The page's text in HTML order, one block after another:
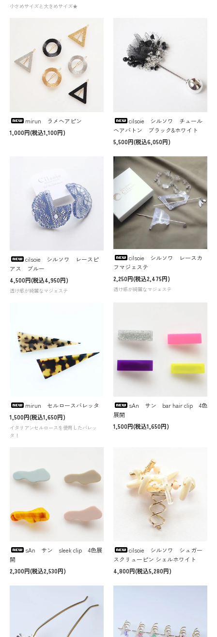
小さめサイズと大きめサイズ★
mirun ラメヘアピン
1,000円(税込1,100円)
cilsoie シルソワ チュール
ヘアバトン ブラック&ホワイト
5,500円(税込6,050円)
cilsoie シルソワ レースピ
アス ブルー
4,500円(税込4,950円)
透け感が綺麗なマジェステ
cilsoie シルソワ レースカ
フマジェステ
2,250円(税込2,475円)
透け感が綺麗なマジェステ
mirun セルロースバレッタ
1,500円(税込1,650円)
イタリアンセルロースを使用したバレッ
タ！
sAn サン bar hair clip 4色
展開
1,500円(税込1,650円)
sAn サン sleek clip 4色展
開
2,300円(税込2,530円)
cilsoie シルソワ シュガー
スクリューピン シェルホワイト
4,800円(税込5,280円)